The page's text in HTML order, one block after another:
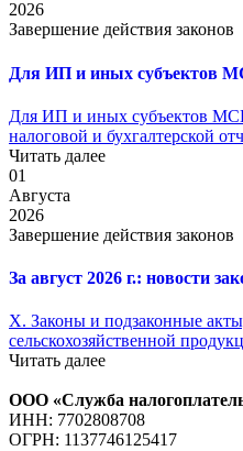
2026
Завершение действия законов
Для ИП и иных субъектов
Для ИП и иных субъектов МСП
налоговой и бухгалтерской
Читать далее
01
Августа
2026
Завершение действия законов
За август 2026 г.: новости
X. Законы и подзаконные
сельскохозяйственной
Читать далее
ООО «Служба
ИНН: 7702808708
ОГРН: 1137746125417